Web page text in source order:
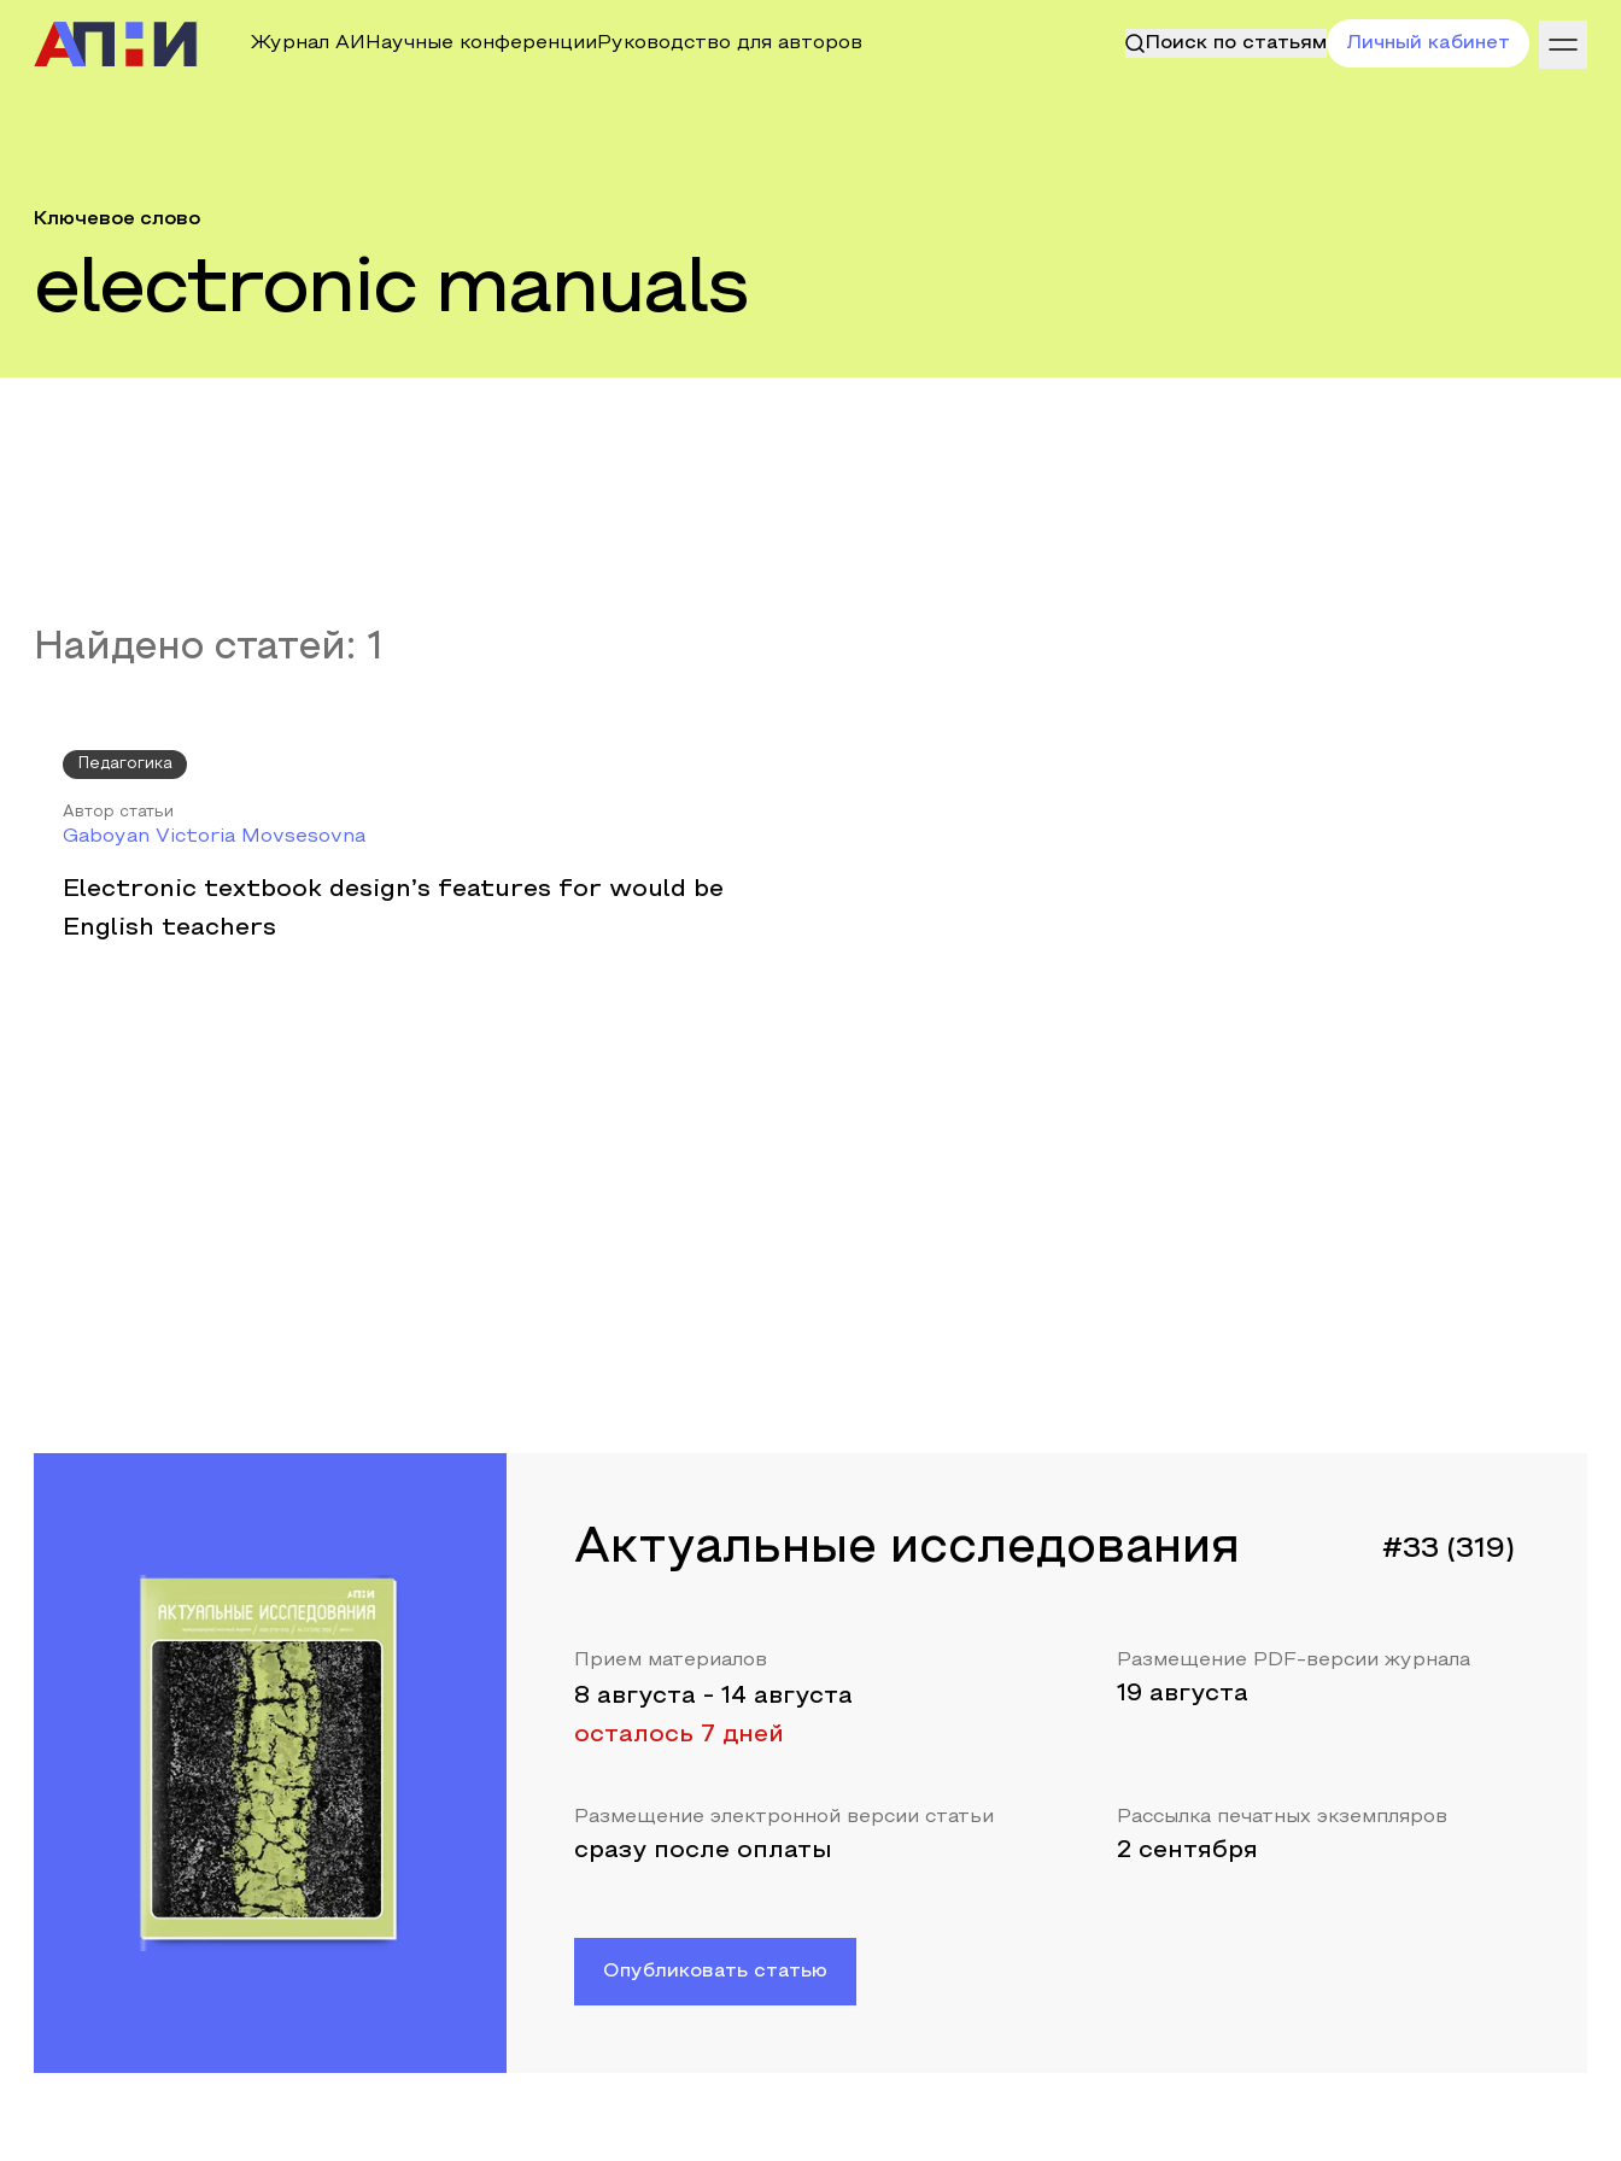
Журнал АИ Научные конференции Руководство для авторов Поиск по статьям Личный кабинет
Ключевое слово
electronic manuals
Найдено статей: 1
Педагогика
Автор статьи
Gaboyan Victoria Movsesovna
Electronic textbook design’s features for would be
English teachers
Актуальные исследования #33 (319)
Прием материалов
8 августа - 14 августа
осталось 7 дней
Размещение PDF-версии журнала
19 августа
Размещение электронной версии статьи
сразу после оплаты
Рассылка печатных экземпляров
2 сентября
Опубликовать статью